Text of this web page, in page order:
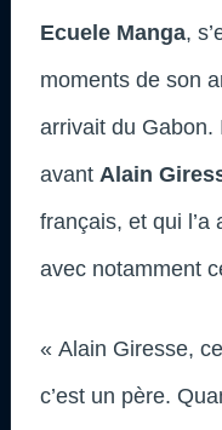
Ecuele Manga,
moments de son
arrivait du Gabon.
avant Alain
français, et qui l’a
avec notamment
« Alain Giresse,
c’est un père.